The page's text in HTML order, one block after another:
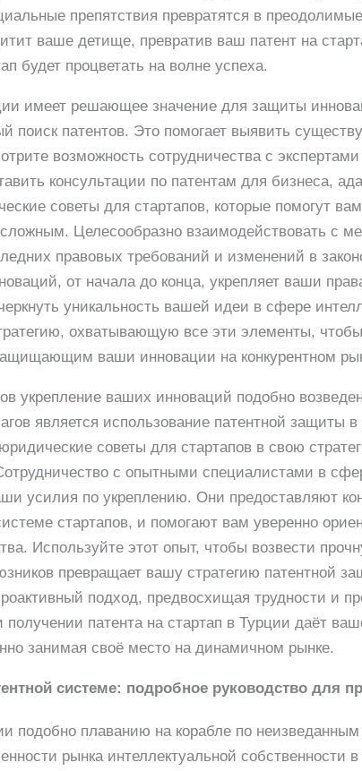
препятствия превратятся в
ваше детище, превратив ваш патент на
будет процветать на волне успеха.
имеет решающее значение для защиты
поиск патентов. Это помогает выявить
возможность сотрудничества с экспертами
консультации по патентам для бизнеса,
советы для стартапов, которые помогут
Целесообразно взаимодействовать с
правовых требований и изменений в
от начала до конца, укрепляет ваши
уникальность вашей идеи в сфере
охватывающую все эти элементы,
ваши инновации на конкурентном
укрепление ваших инноваций подобно
является использование патентной защиты в
советы для стартапов в свою
с опытными специалистами в
усилия по укреплению. Они предоставляют
стартапов, и помогают вам уверенно
Используйте этот опыт, чтобы возвести
превращает вашу стратегию патентной
подход, предвосхищая трудности и
получении патента на стартап в Турции даёт
занимая своё место на динамичном рынке.
системе: подробное руководство для
подобно плаванию на корабле по
рынка интеллектуальной собственности